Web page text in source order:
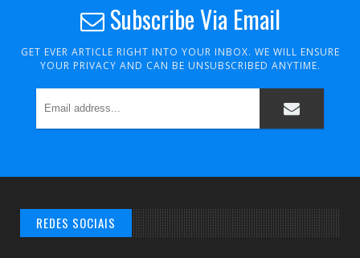
Subscribe Via Email
GET EVER ARTICLE RIGHT INTO YOUR INBOX. WE WILL ENSURE
YOUR PRIVACY AND CAN BE UNSUBSCRIBED ANYTIME.
REDES SOCIAIS